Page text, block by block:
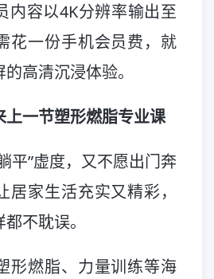
内容以4K分辨率输出至
花一份手机会员费，就
高清沉浸体验。
上一节塑形燃脂专业课
平”虚度，又不愿出门奔
居家生活充实又精彩，
不耽误。
形燃脂、力量训练等海